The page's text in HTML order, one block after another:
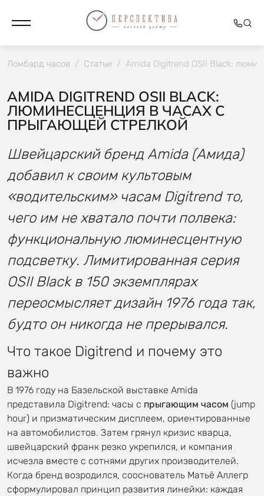
Ломбард часов / Статьи / Amida Digitrend OSII Black:
AMIDA DIGITREND OSII BLACK:
ЛЮМИНЕСЦЕНЦИЯ В ЧАСАХ С
ПРЫГАЮЩЕЙ СТРЕЛКОЙ
Швейцарский бренд Amida (Амида)
добавил к своим культовым
«водительским» часам Digitrend то,
чего им не хватало почти полвека:
функциональную люминесцентную
подсветку. Лимитированная серия
OSII Black в 150 экземплярах
переосмысляет дизайн 1976 года так,
будто он никогда не прерывался.
Что такое Digitrend и почему это
важно
В 1976 году на Базельской выставке Amida
представила Digitrend: часы с прыгающим часом (jump
hour) и призматическим дисплеем, ориентированные
на автомобилистов. Затем грянул кризис кварца,
швейцарский франк резко укрепился, и компания
исчезла вместе с сотнями других производителей.
Когда бренд возродился, сооснователь Матьё Аллегр
сформулировал принцип развития линейки: каждая